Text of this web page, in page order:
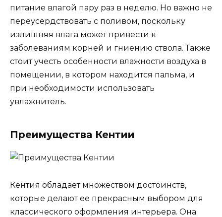
питание влагой пару раз в неделю. Но важно не
переусердствовать с поливом, поскольку
излишняя влага может привести к
заболеваниям корней и гниению ствола. Также
стоит учесть особенности влажности воздуха в
помещении, в котором находится пальма, и
при необходимости использовать
увлажнитель.
Преимущества Кентии
Кентия обладает множеством достоинств,
которые делают ее прекрасным выбором для
классического оформления интерьера. Она